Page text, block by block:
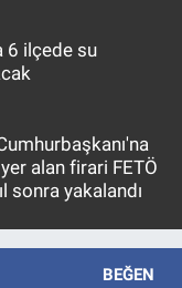
6 ilçede su
alan firari FETÖ
sonra yakalandı
BEĞEN